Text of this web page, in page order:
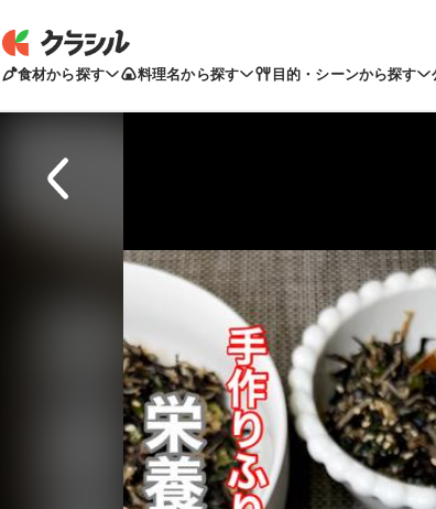
食材から探す 料理名から探す 目的・シーンから探す